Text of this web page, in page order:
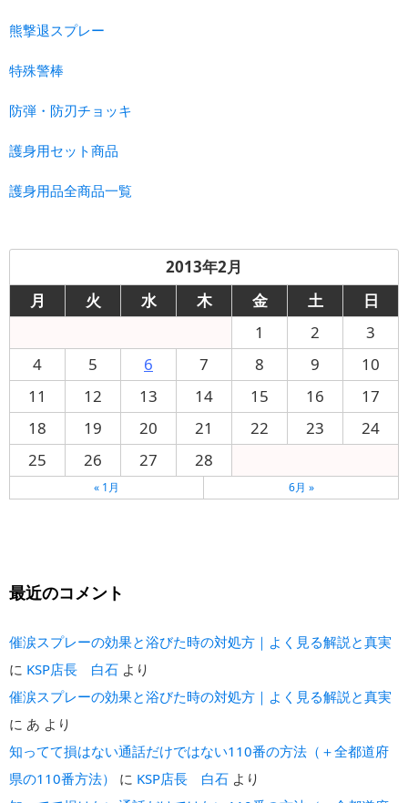
熊撃退スプレー
特殊警棒
防弾・防刃チョッキ
護身用セット商品
護身用品全商品一覧
2013年2月
月
火 水 木 金 土
日
1
2
3
4
5 6 7 8 9
10
11
12 13 14 15 16
17
18
19 20 21 22 23
24
25
26 27 28
« 1月 6月 »
最近のコメント
催涙スプレーの効果と浴びた時の対処方｜よく見る解説と真実
に KSP店長 白石 より
催涙スプレーの効果と浴びた時の対処方｜よく見る解説と真実
に あ より
知ってて損はない通話だけではない110番の方法（＋全都道府
県の110番方法）
に KSP店長 白石 より